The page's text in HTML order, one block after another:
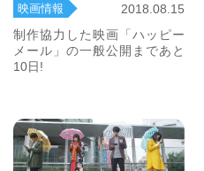
映画情報
2018.08.15
制作協力した映画「ハッピー
メール」の一般公開まであと
10日!